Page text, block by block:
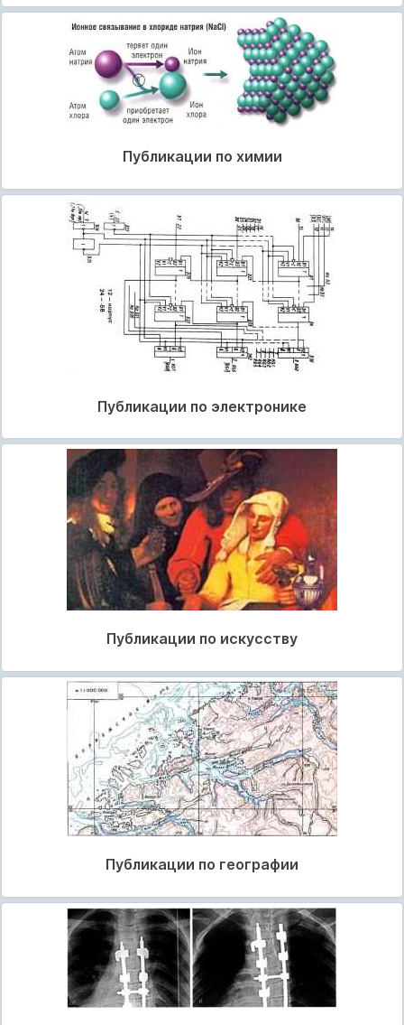
Публикации по химии
Публикации по электронике
Публикации по искусству
Публикации по географии